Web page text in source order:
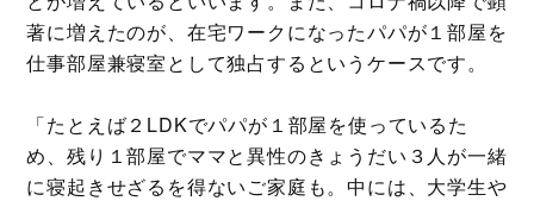
著に増えたのが、在宅ワークになったパパが１部屋を
仕事部屋兼寝室として独占するというケースです。
「たとえば２LDKでパパが１部屋を使っているた
め、残り１部屋でママと異性のきょうだい３人が一緒
に寝起きせざるを得ないご家庭も。中には、大学生や